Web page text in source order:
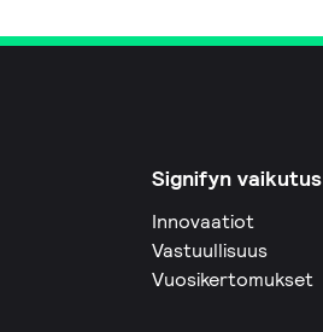
Signifyn vaikutus
Innovaatiot
Vastuullisuus
Vuosikertomukset